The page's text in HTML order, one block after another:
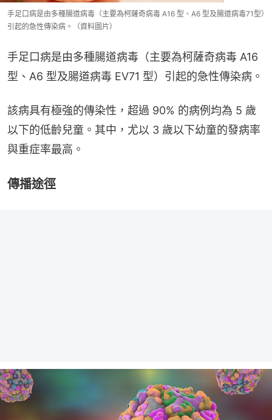
手足口病是由多種腸道病毒（主要為柯薩奇病毒 A16 型、A6 型及腸道病毒71型）
引起的急性傳染病。（資料圖片）
手足口病是由多種腸道病毒（主要為柯薩奇病毒 A16
型、A6 型及腸道病毒 EV71 型）引起的急性傳染病。
該病具有極強的傳染性，超過 90% 的病例均為 5 歲
以下的低齡兒童。其中，尤以 3 歲以下幼童的發病率
與重症率最高。
傳播途徑